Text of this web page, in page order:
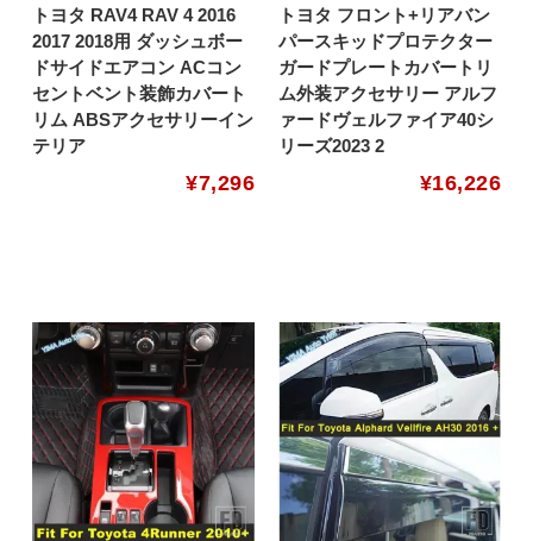
トヨタ RAV4 RAV 4 2016
2017 2018用 ダッシュボー
ドサイドエアコン ACコン
セントベント装飾カバート
リム ABSアクセサリーイン
テリア
¥7,296
トヨタ フロント+リアバン
パースキッドプロテクター
ガードプレートカバートリ
ム外装アクセサリー アルフ
ァードヴェルファイア40シ
リーズ2023 2
¥16,226